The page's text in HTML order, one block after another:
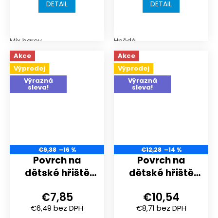
DETAIL
Mix barev
DETAIL
Hnědá
Akce
Výprodej
Výrazná
sleva!
€9,38 –16 %
Povrch na
dětské hřiště
sportoviště |
500x500x18 mm
€6,49 bez DPH
€7,85
Akce
Výprodej
Výrazná
sleva!
€12,28 –14 %
Povrch na
dětské hřiště
sportoviště |
500x500x30
€8,71 bez DPH
€10,54